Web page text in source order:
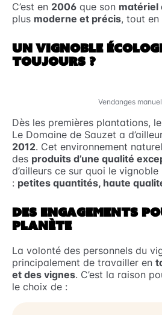
C’est en 2006 que son matériel
plus moderne et précis, tout en
UN VIGNOBLE
TOUJOURS ?
Vendanges
Dès les premières plantations,
Le Domaine de Sauzet a
2012. Cet environnement
des produits d’une qualité
d’ailleurs ce sur quoi le vignoble
: petites quantités, haute
DES ENGAGEMENTS
PLANÈTE
La volonté des personnels du
principalement de travailler en
et des vignes. C’est la raison
le choix de :